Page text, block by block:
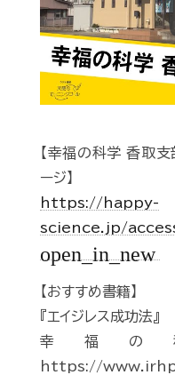
【幸福の科学 香取
ージ】
https://happy-
science.jp/
open_in_new
【おすすめ書籍】
『エイジレス成功法』
幸福の
https://